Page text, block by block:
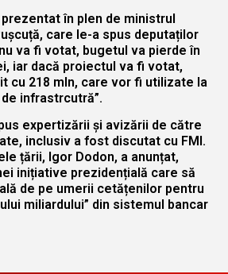
în plen de ministrul
care le-a spus deputaților
va fi votat, bugetul va pierde în
iar dacă proiectul va fi votat,
cu 218 mln, care vor fi utilizate la
infrastrcutră”.
expertizării și avizării de către
inclusiv a fost discutat cu FMI.
țării, Igor Dodon, a anunțat,
inițiative prezidențială care să
de pe umerii cetățenilor pentru
miliardului” din sistemul bancar